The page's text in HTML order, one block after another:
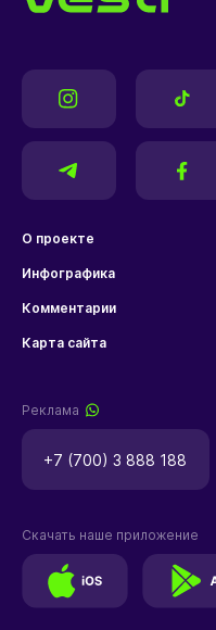
О проекте
Инфографика
Комментарии
Карта сайта
Реклама
+7 (700) 3 888 188
Скачать наше приложение